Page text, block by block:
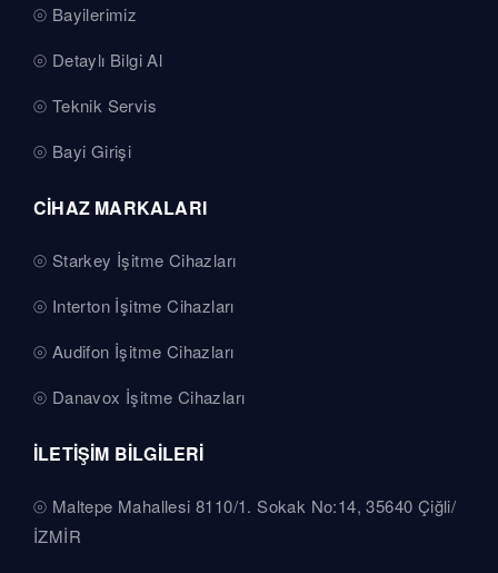
Bayilerimiz
Detaylı Bilgi Al
Teknik Servis
Bayi Girişi
CİHAZ MARKALARI
Starkey İşitme Cihazları
Interton İşitme Cihazları
Audifon İşitme Cihazları
Danavox İşitme Cihazları
İLETİŞİM BİLGİLERİ
Maltepe Mahallesi 8110/1. Sokak No:14, 35640 Çiğli/
İZMİR